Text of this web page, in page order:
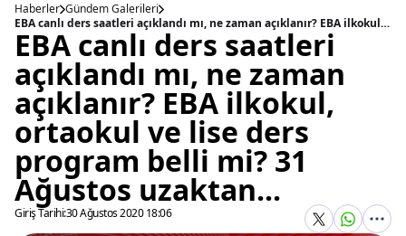
Haberler Gündem Galerileri
EBA canlı ders saatleri açıklandı mı, ne zaman açıklanır? EBA ilkokul, ortaokul ve lise ders program belli mi? 31 Ağustos uzaktan...
EBA canlı ders saatleri
açıklandı mı, ne zaman
açıklanır? EBA ilkokul,
ortaokul ve lise ders
program belli mi? 31
Ağustos uzaktan...
Giriş Tarihi:30 Ağustos 2020 18:06